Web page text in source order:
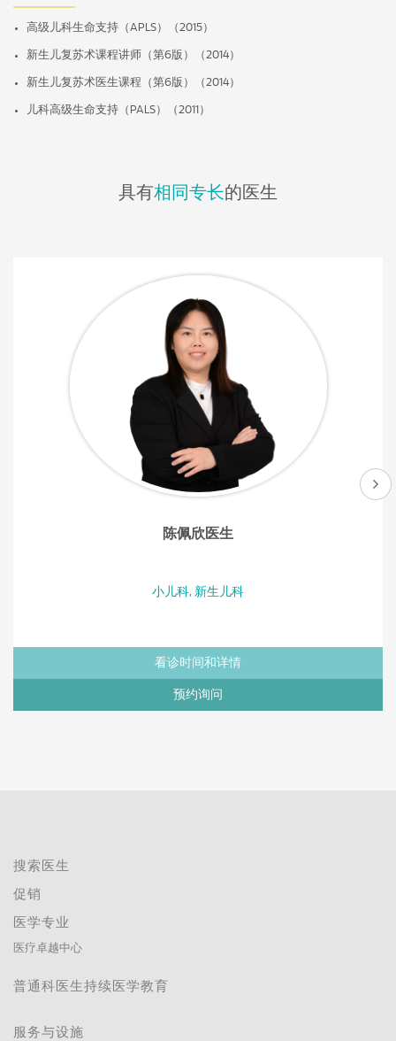
高级儿科生命支持（APLS）（2015）
新生儿复苏术课程讲师（第6版）（2014）
新生儿复苏术医生课程（第6版）（2014）
儿科高级生命支持（PALS）（2011）
具有相同专长的医生
陈佩欣医生
小儿科, 新生儿科
看诊时间和详情
预约询问
搜索医生
促销
医学专业
医疗卓越中心
普通科医生持续医学教育
服务与设施